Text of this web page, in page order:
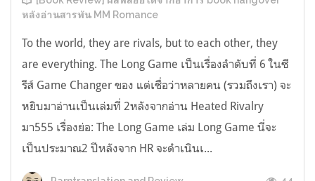
หลังอ่านสารพัน MM Romance
To the world, they are rivals, but to each other, they
are everything. The Long Game เป็นเรื่องลำดับที่ 6 ในซี
รีส์ Game Changer ของ แต่เชื่อว่าหลายคน (รวมถึงเรา) จะ
หยิบมาอ่านเป็นเล่มที่ 2หลังจากอ่าน Heated Rivalry
มา555 เรื่องย่อ: The Long Game เล่ม Long Game นี่จะ
เป็นประมาณ2 ปีหลังจาก HR จะดำเนินเ...